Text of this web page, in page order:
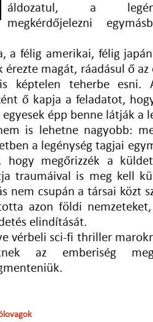
áldozatul, a
megkérdőjelezni
a félig amerikai, félig
érezte magát, ráadásul ő
képtelen teherbe esni.
ő kapja a feladatot,
épp benne látják a
is lehetne nagyobb:
a legénység tagjai
hogy megőrizzék a
traumáival is meg kell
nem csupán a társai közt
azon földi nemzeteket,
elindítását.
vérbeli sci-fi thriller
az emberiség